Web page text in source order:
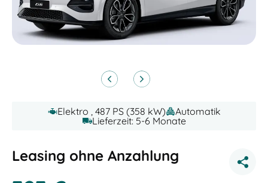
Elektro , 487 PS (358 kW)
Automatik
Lieferzeit: 5-6 Monate
Leasing ohne Anzahlung